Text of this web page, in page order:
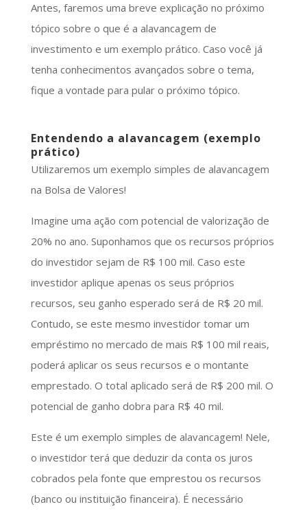
Antes, faremos uma breve explicação no próximo
tópico sobre o que é a alavancagem de
investimento e um exemplo prático. Caso você já
tenha conhecimentos avançados sobre o tema,
fique a vontade para pular o próximo tópico.
Entendendo a alavancagem (exemplo
prático)
Utilizaremos um exemplo simples de alavancagem
na Bolsa de Valores!
Imagine uma ação com potencial de valorização de
20% no ano. Suponhamos que os recursos próprios
do investidor sejam de R$ 100 mil. Caso este
investidor aplique apenas os seus próprios
recursos, seu ganho esperado será de R$ 20 mil.
Contudo, se este mesmo investidor tomar um
empréstimo no mercado de mais R$ 100 mil reais,
poderá aplicar os seus recursos e o montante
emprestado. O total aplicado será de R$ 200 mil. O
potencial de ganho dobra para R$ 40 mil.
Este é um exemplo simples de alavancagem! Nele,
o investidor terá que deduzir da conta os juros
cobrados pela fonte que emprestou os recursos
(banco ou instituição financeira). É necessário